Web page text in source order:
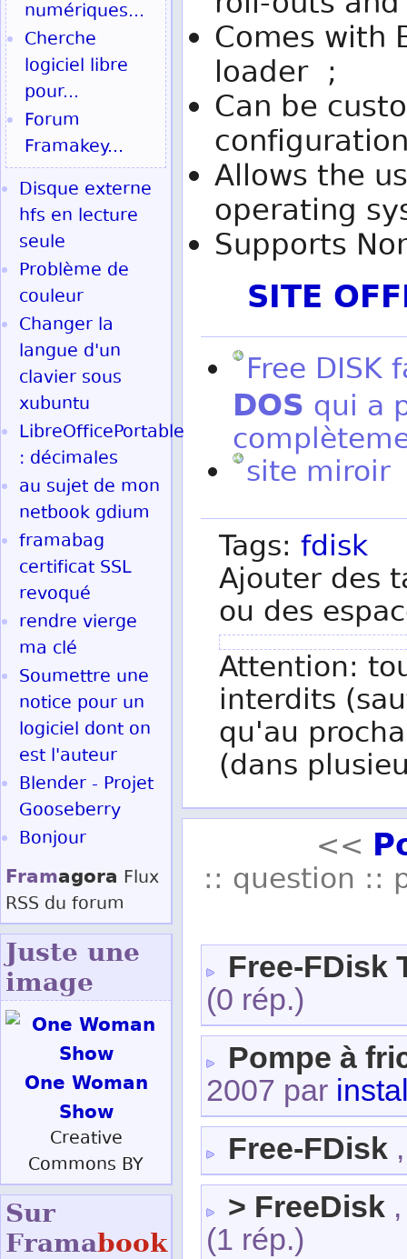
Comes with
loader ;
Can be
Allows the
operating
Supports
SITE
Free
DOS qui a
site miroir
Tags: fdisk
Ajouter des
ou des
Attention:
interdits
qu'au
(dans
<<
:: question ::
Free-FDisk
(0 rép.)
Pompe à
2007 par
Free-FDisk
> FreeDisk
(1 rép.)
numériques...
Cherche
logiciel libre
pour...
Forum
Framakey...
Disque externe
hfs en lecture
seule
Problème de
couleur
Changer la
langue d'un
clavier sous
xubuntu
LibreOfficePortable
: décimales
au sujet de mon
netbook gdium
framabag
certificat SSL
revoqué
rendre vierge
ma clé
Soumettre une
notice pour un
logiciel dont on
est l'auteur
Blender - Projet
Gooseberry
Bonjour
Framagora Flux
RSS du forum
Juste une
image
One Woman
Show
Creative
Commons BY
Sur
Framabook